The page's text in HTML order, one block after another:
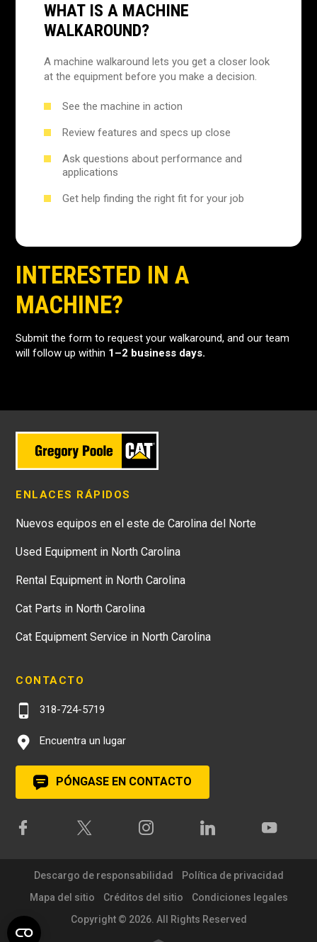
WHAT IS A MACHINE
WALKAROUND?
A machine walkaround lets you get a closer look
at the equipment before you make a decision.
See the machine in action
Review features and specs up close
Ask questions about performance and
applications
Get help finding the right fit for your job
INTERESTED IN A
MACHINE?
Submit the form to request your walkaround, and our team
will follow up within 1–2 business days.
ENLACES RÁPIDOS
Nuevos equipos en el este de Carolina del Norte
Used Equipment in North Carolina
Rental Equipment in North Carolina
Cat Parts in North Carolina
Cat Equipment Service in North Carolina
CONTACTO
318-724-5719
Encuentra un lugar
PÓNGASE EN CONTACTO
Descargo de responsabilidad
Política de privacidad
Mapa del sitio
Créditos del sitio
Condiciones legales
Copyright © 2026. All Rights Reserved